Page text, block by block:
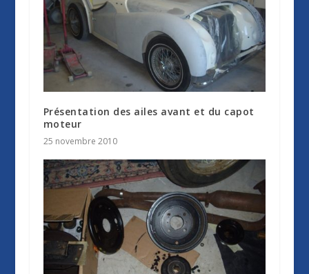
Présentation des ailes avant et du capot
moteur
25 novembre 2010